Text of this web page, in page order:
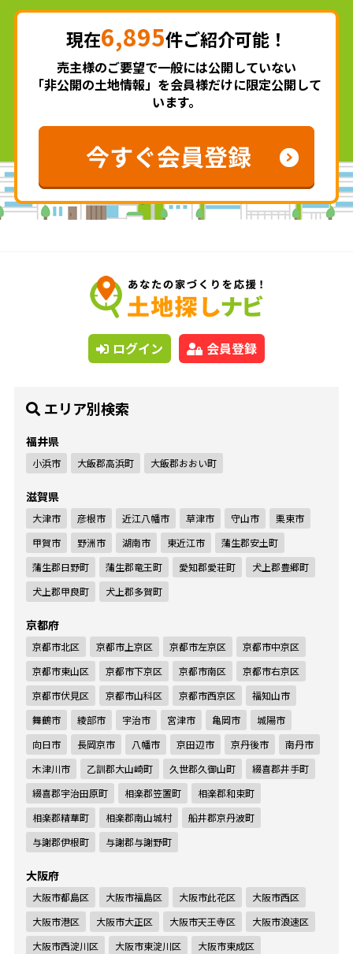
現在6,895件ご紹介可能！
売主様のご要望で一般には公開していない
「非公開の土地情報」を会員様だけに限定公開して
います。
ログイン 会員登録
エリア別検索
福井県
小浜市 大飯郡高浜町 大飯郡おおい町
滋賀県
大津市 彦根市 近江八幡市 草津市 守山市
栗東市
甲賀市
野洲市 湖南市 東近江市
蒲生郡安土町
蒲生郡日野町
蒲生郡竜王町 愛知郡愛荘町
犬上郡豊郷町
犬上郡甲良町
犬上郡多賀町
京都府
京都市北区 京都市上京区 京都市左京区
京都市中京区
京都市東山区
京都市下京区 京都市南区
京都市右京区
京都市伏見区
京都市山科区 京都市西京区
福知山市
舞鶴市
綾部市 宇治市 宮津市 亀岡市
城陽市
向日市
長岡京市 八幡市 京田辺市 京丹後市
南丹市
木津川市
乙訓郡大山崎町 久世郡久御山町
綴喜郡井手町
綴喜郡宇治田原町
相楽郡笠置町
相楽郡和束町
相楽郡精華町
相楽郡南山城村
船井郡京丹波町
与謝郡伊根町
与謝郡与謝野町
大阪府
大阪市都島区 大阪市福島区 大阪市此花区
大阪市西区
大阪市港区
大阪市大正区 大阪市天王寺区
大阪市浪速区
大阪市西淀川区
大阪市東淀川区
大阪市東成区